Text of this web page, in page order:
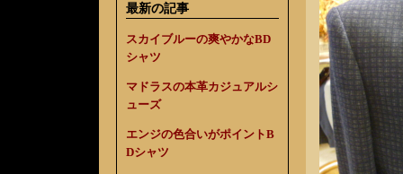
最新の記事
スカイブルーの爽やかなBD
シャツ
マドラスの本革カジュアルシ
ューズ
エンジの色合いがポイントB
Dシャツ